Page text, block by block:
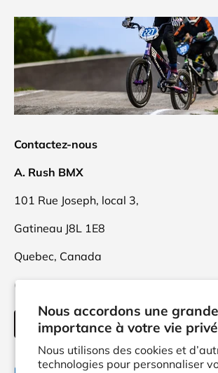
Nous accordons une grande
importance à votre vie
Nous utilisons des cookies et
technologies pour personnaliser
Contactez-nous
A. Rush BMX
101 Rue Joseph, local 3,
Gatineau J8L 1E8
Quebec, Canada
(873)416-9470
INFO@ARUSH.CA